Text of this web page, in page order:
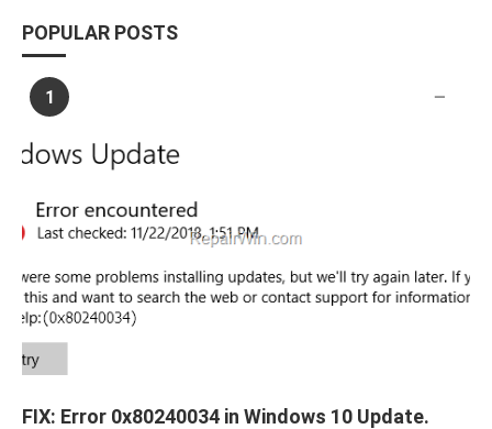
POPULAR POSTS
1
FIX: Error 0x80240034 in Windows 10 Update.